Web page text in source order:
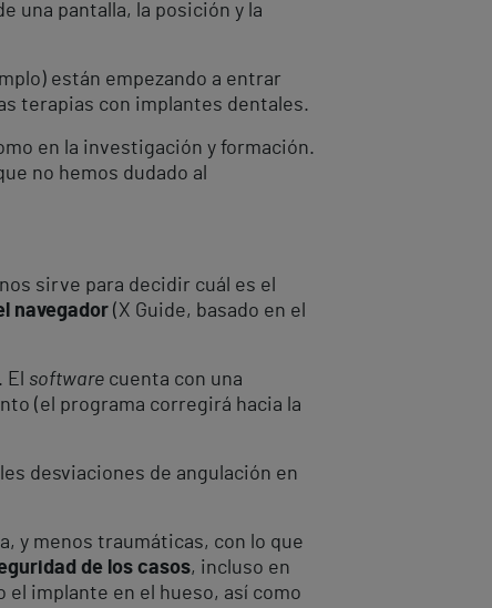
una pantalla, la posición y la
están empezando a entrar
terapias con implantes dentales.
en la investigación y formación.
no hemos dudado al
sirve para decidir cuál es el
navegador (X Guide, basado en el
software cuenta con una
(el programa corregirá hacia la
desviaciones de angulación en
y menos traumáticas, con lo que
de los casos, incluso en
implante en el hueso, así como